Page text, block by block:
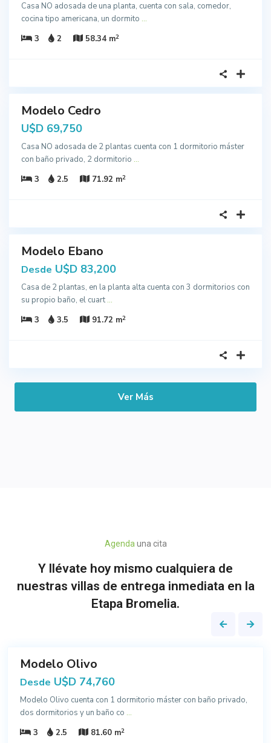
Casa NO adosada de una planta, cuenta con sala, comedor,
cocina tipo americana, un dormito ...
3
2 58.34 m2
Modelo Cedro
U$D 69,750
Casa NO adosada de 2 plantas cuenta con 1 dormitorio máster
con baño privado, 2 dormitorio ...
3
2.5 71.92 m2
Modelo Ebano
Desde U$D 83,200
Casa de 2 plantas, en la planta alta cuenta con 3 dormitorios con
su propio baño, el cuart ...
3
3.5 91.72 m2
Agendauna cita
Y llévate hoy mismo cualquiera de
nuestras villas de entrega inmediata en la
Etapa Bromelia.
Modelo Olivo
Desde U$D 74,760
Modelo Olivo cuenta con 1 dormitorio máster con baño privado,
dos dormitorios y un baño co ...
3
2.5 81.60 m2